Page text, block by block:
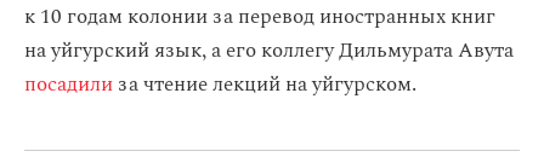
к 10 годам колонии за перевод иностранных книг
на уйгурский язык, а его коллегу Дильмурата Авута
посадилиза чтение лекций на уйгурском.